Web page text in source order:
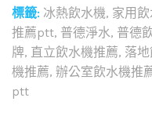
標籤: 冰熱飲水機, 家用
推薦ptt, 普德淨水, 普德
牌, 直立飲水機推薦, 落
機推薦, 辦公室飲水機推
ptt